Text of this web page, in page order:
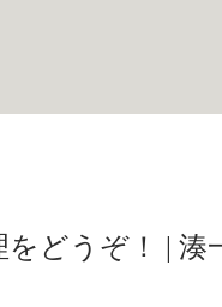
をどうぞ！ |